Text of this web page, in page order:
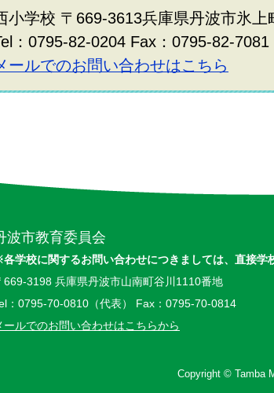
小学校 〒669-3613兵庫県丹波市氷上
：0795-82-0204 Fax：0795-82-7081
ールでのお問い合わせはこちら
波市教育委員会
学校に関するお問い合わせにつきましては、 直接学
669-3198 兵庫県丹波市山南町谷川1110番地
：0795-70-0810（代表） Fax：0795-70-0814
ールでのお問い合わせはこちらから
Copyright © Tamba